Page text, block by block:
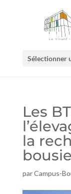
Sélectionner
Les
la
parCampus-